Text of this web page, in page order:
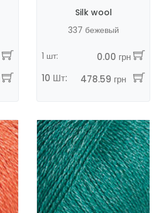
Silk wool
337 бежевый
1 шт:
0.00 грн
10 Шт:
478.59 грн